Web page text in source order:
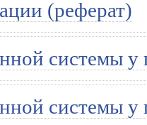
(реферат)
системы у
системы у